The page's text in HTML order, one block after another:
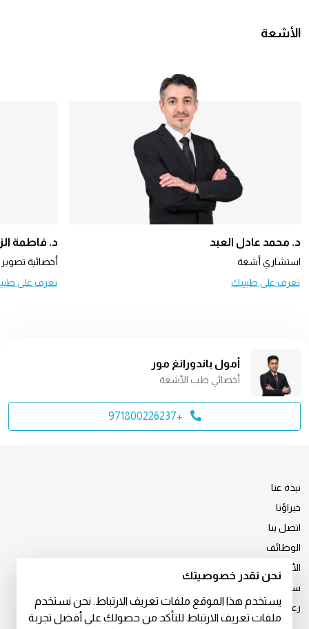
الأشعة
د. محمد عادل العبد
استشاري أشعة
تعرف على طبيبك
د. فاطمة
أخصائية تصوير
تعرف على
أمول باندورانغ مور
أخصائي طب الأشعة
+971800226237
نبذة عنا
خبراؤنا
اتصل بنا
الوظائف
الأخبار والإعلام
سياسة الخصوصية
رعاية استثنائية للمرضى الدوليين
نحن نقدر خصوصيتك
يستخدم هذا الموقع ملفات تعريف الارتباط. نحن نستخدم
ملفات تعريف الارتباط للتأكد من حصولك على أفضل تجربة